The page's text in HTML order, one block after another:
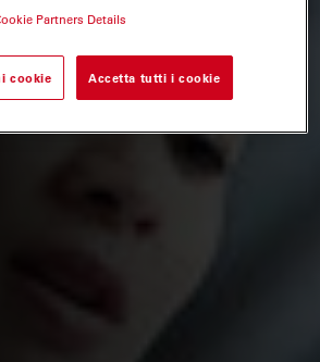
Partners Details
cookie Accetta tutti i cookie